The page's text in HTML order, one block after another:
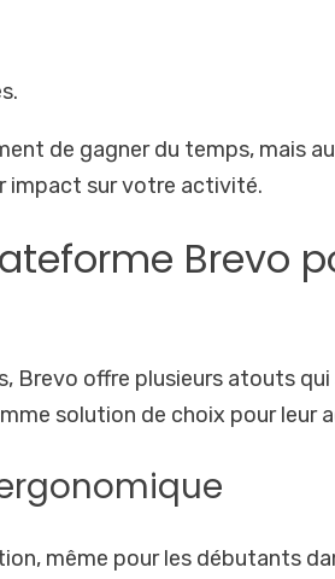
de gagner du temps, mais
impact sur votre activité.
Brevo
Brevo offre plusieurs atouts
solution de choix pour leur
même pour les débutants